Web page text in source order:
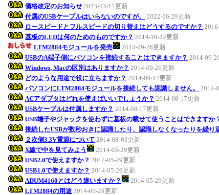
価格改定のお知らせ 2023-03-11更新
付属のUSBケーブルはいらないのですが。
2022-06-29更新
ロースピードとフルスピードの切り替えはどうするのですか？
基板のLEDは何のためのものですか？ 2014-10-22更新
LTM2884モジュールを発売
2014-09-26更新
USBのA端子側にパソコンを接続することはできますか？ 2014-09-
Windows, Macの区別はありますか？ 2014-09-26更新
どのような用途で役に立ちますか？ 2014-09-17更新
パソコンにLTM2884モジュールを接続しても認識しません。
2014-
ACアダプタはどれを使えばいいでしょうか？ 2014-08-17更新
USBケーブルは付属しますか？ 2014-08-17更新
USB端子やジャックを使わずに基板の載せて使うことはできますか
接続したUSBが数秒おきに認識したり、認識しなくなったりを繰り
２次側3.3V電源について 2014-08-03更新
X線で中を見てみよう
2014-05-29更新
USB2.0で使えますか？ 2014-05-29更新
USB1.0で使えますか？ 2014-05-29更新
ADUM4160とはどう違いますか？
2014-05-29更新
LTM2884の用途 2014-05-29更新